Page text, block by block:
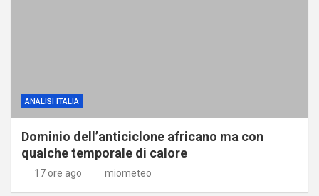
ANALISI ITALIA
Dominio dell’anticiclone africano ma con
qualche temporale di calore
17 ore ago miometeo